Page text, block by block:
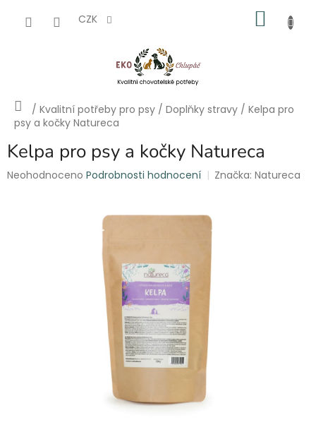
CZK
Domů
/ Kvalitní potřeby pro psy / Doplňky stravy / Kelpa pro
psy a kočky Natureca
Kelpa pro psy a kočky Natureca
Průměrné
Neohodnoceno Podrobnosti hodnocení Značka:Natureca